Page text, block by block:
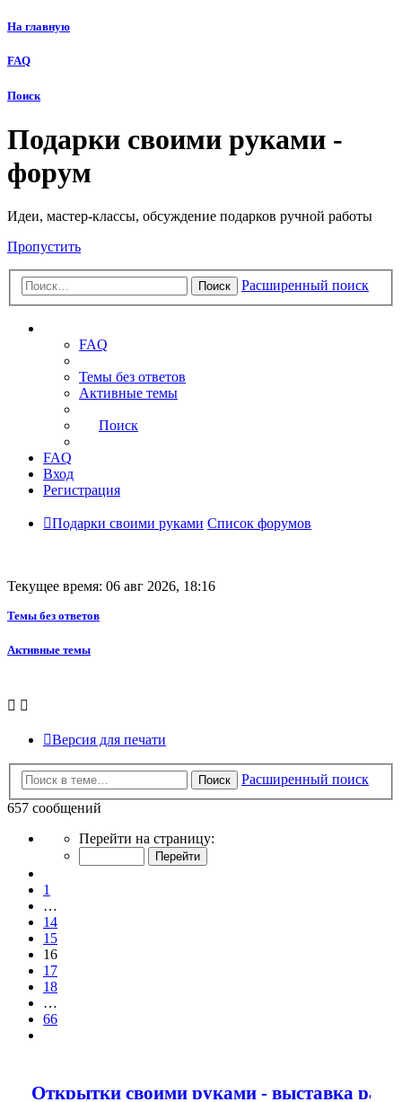
На главную
FAQ
Поиск
Подарки своими руками -
форум
Идеи, мастер-классы, обсуждение подарков ручной работы
Пропустить
Поиск Расширенный поиск
FAQ
Темы без ответов
Активные темы
Поиск
FAQ
Вход
Регистрация
Подарки своими руками Список форумов
Текущее время: 06 авг 2026, 18:16
Темы без ответов
Активные темы
Версия для печати
Поиск
Расширенный поиск
657 сообщений
Страница
66
Перейти на страницу:
1
…
14
15
16
17
18
…
66
Открытки своими руками - выставка